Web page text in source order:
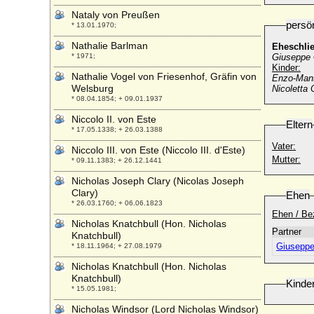
Giuseppe
Kinder:
Enzo-
Nicoletta
Eltern
Vater:
Mutter:
Ehen
Ehen /
Partner
Nataly von Preußen
* 13.01.1970;
Nathalie Barlman
* 1971;
Nathalie Vogel von Friesenhof, Gräfin von
Welsburg
* 08.04.1854; + 09.01.1937
Niccolo II. von Este
* 17.05.1338; + 26.03.1388
Niccolo III. von Este (Niccolo III. d'Este)
* 09.11.1383; + 26.12.1441
Nicholas Joseph Clary (Nicolas Joseph
Clary)
* 26.03.1760; + 06.06.1823
Nicholas Knatchbull (Hon. Nicholas
Knatchbull)
* 18.11.1964; + 27.08.1979
Nicholas Knatchbull (Hon. Nicholas
Knatchbull)
* 15.05.1981;
Nicholas Windsor (Lord Nicholas Windsor)